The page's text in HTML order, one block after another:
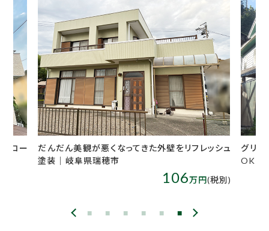
レッシュ
グリーンの外壁に塗替え！既存タイルとの相性も
OK│岐阜県高山市
250万円(税別)
外